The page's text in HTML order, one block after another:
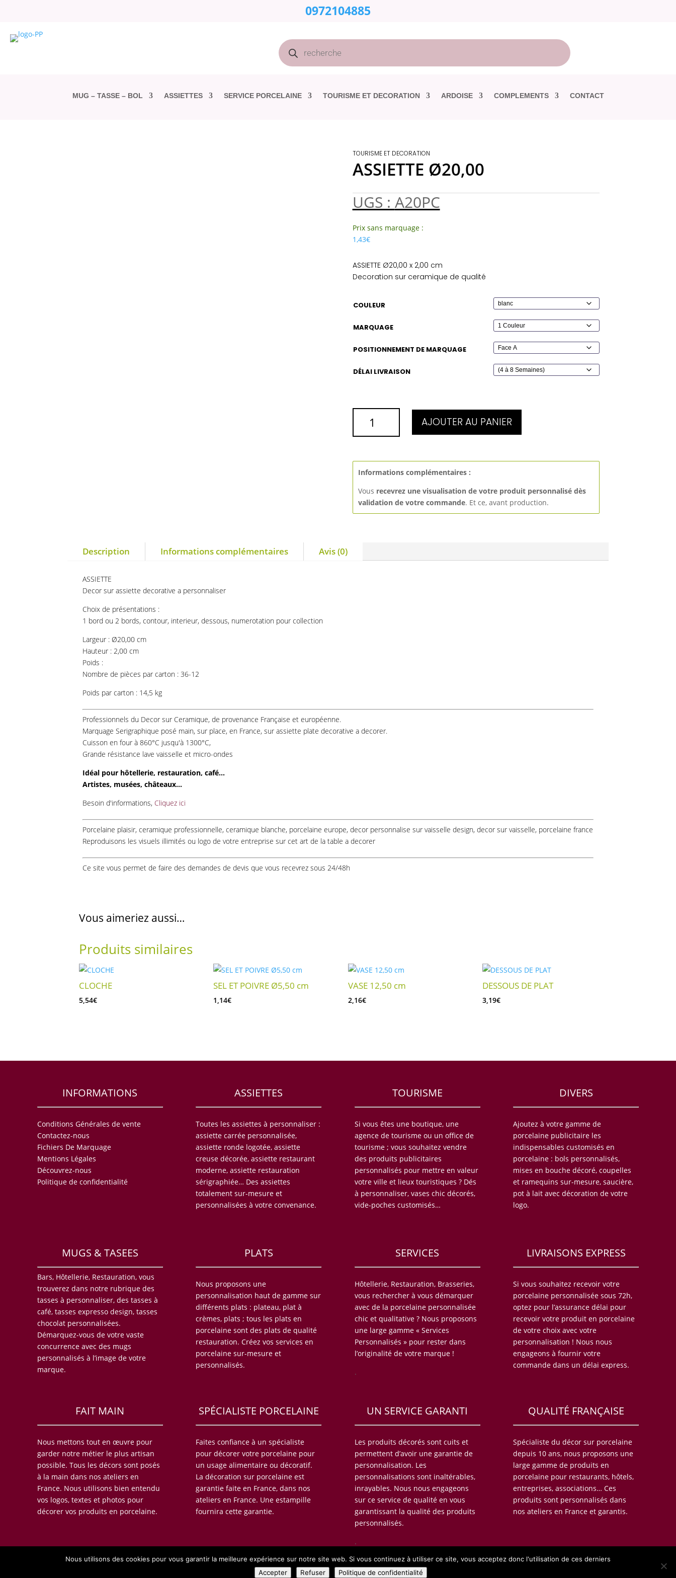
0972104885
Recherche
de
produits
MUG – TASSE – BOL ASSIETTES SERVICE PORCELAINE TOURISME ET DECORATION ARDOISE COMPLEMENTS CONTACT
TOURISME ET DECORATION
ASSIETTE Ø20,00
UGS : A20PC
Prix sans marquage :
1,43€
ASSIETTE Ø20,00 x 2,00 cm
Decoration sur ceramique de qualité
COULEUR
MARQUAGE
POSITIONNEMENT DE MARQUAGE
DÉLAI LIVRAISON
ASSIETTE
AJOUTER AU PANIER
Informations complémentaires :
Vous recevrez une visualisation de votre produit personnalisé dès
validation de votre commande. Et ce, avant production.
Description Informations complémentaires Avis (0)
ASSIETTE
Decor sur assiette decorative a personnaliser
Choix de présentations :
1 bord ou 2 bords, contour, interieur, dessous, numerotation pour collection
Largeur : Ø20,00 cm
Hauteur : 2,00 cm
Poids :
Nombre de pièces par carton : 36-12
Poids par carton : 14,5 kg
Professionnels du Decor sur Ceramique, de provenance Française et européenne.
Marquage Serigraphique posé main, sur place, en France, sur assiette plate decorative a decorer.
Cuisson en four à 860°C jusqu'à 1300°C,
Grande résistance lave vaisselle et micro-ondes
Idéal pour hôtellerie, restauration, café...
Artistes, musées, châteaux...
Besoin d'informations, Cliquez ici
Porcelaine plaisir, ceramique professionnelle, ceramique blanche, porcelaine europe, decor personnalise sur vaisselle design, decor sur vaisselle, porcelaine france
Reproduisons les visuels illimités ou logo de votre entreprise sur cet art de la table a decorer
Ce site vous permet de faire des demandes de devis que vous recevrez sous 24/48h
Vous aimeriez aussi…
Produits similaires
CLOCHE
5,54€
SEL ET POIVRE Ø5,50 cm
1,14€
VASE 12,50 cm
2,16€
DESSOUS DE PLAT
3,19€
INFORMATIONS
Conditions Générales de vente
Contactez-nous
Fichiers De Marquage
Mentions Légales
Découvrez-nous
Politique de confidentialité
ASSIETTES
Toutes les assiettes à personnaliser :
assiette carrée personnalisée,
assiette ronde logotée, assiette
creuse décorée, assiette restaurant
moderne, assiette restauration
sérigraphiée… Des assiettes
totalement sur-mesure et
personnalisées à votre convenance.
TOURISME
Si vous êtes une boutique, une
agence de tourisme ou un office de
tourisme ; vous souhaitez vendre
des produits publicitaires
personnalisés pour mettre en valeur
votre ville et lieux touristiques ? Dés
à personnaliser, vases chic décorés,
vide-poches customisés…
DIVERS
Ajoutez à votre gamme de
porcelaine publicitaire les
indispensables customisés en
porcelaine : bols personnalisés,
mises en bouche décoré, coupelles
et ramequins sur-mesure, saucière,
pot à lait avec décoration de votre
logo.
MUGS & TASEES
Bars, Hôtellerie, Restauration, vous
trouverez dans notre rubrique des
tasses à personnaliser, des tasses à
café, tasses expresso design, tasses
chocolat personnalisées.
Démarquez-vous de votre vaste
concurrence avec des mugs
personnalisés à l’image de votre
marque.
PLATS
Nous proposons une
personnalisation haut de gamme sur
différents plats : plateau, plat à
crèmes, plats ; tous les plats en
porcelaine sont des plats de qualité
restauration. Créez vos services en
porcelaine sur-mesure et
personnalisés.
SERVICES
Hôtellerie, Restauration, Brasseries,
vous rechercher à vous démarquer
avec de la porcelaine personnalisée
chic et qualitative ? Nous proposons
une large gamme « Services
Personnalisés » pour rester dans
l’originalité de votre marque !
.
LIVRAISONS EXPRESS
Si vous souhaitez recevoir votre
porcelaine personnalisée sous 72h,
optez pour l’assurance délai pour
recevoir votre produit en porcelaine
de votre choix avec votre
personnalisation ! Nous nous
engageons à fournir votre
commande dans un délai express.
FAIT MAIN
Nous mettons tout en œuvre pour
garder notre métier le plus artisan
possible. Tous les décors sont posés
à la main dans nos ateliers en
France. Nous utilisons bien entendu
vos logos, textes et photos pour
décorer vos produits en porcelaine.
SPÉCIALISTE PORCELAINE
Faites confiance à un spécialiste
pour décorer votre porcelaine pour
un usage alimentaire ou décoratif.
La décoration sur porcelaine est
garantie faite en France, dans nos
ateliers en France. Une estampille
fournira cette garantie.
UN SERVICE GARANTI
Les produits décorés sont cuits et
permettent d’avoir une garantie de
personnalisation. Les
personnalisations sont inaltérables,
inrayables. Nous nous engageons
sur ce service de qualité en vous
garantissant la qualité des produits
personnalisés.
.
QUALITÉ FRANÇAISE
Spécialiste du décor sur porcelaine
depuis 10 ans, nous proposons une
large gamme de produits en
porcelaine pour restaurants, hôtels,
entreprises, associations… Ces
produits sont personnalisés dans
nos ateliers en France et garantis.
Copyright © porcelaine-publicitaire.fr 2002-2025, Tous droits réservés
Nous utilisons des cookies pour vous garantir la meilleure expérience sur notre site web. Si vous continuez à utiliser ce site, vous acceptez donc l'utilisation de ces derniers
Accepter
Refuser Politique de confidentialité